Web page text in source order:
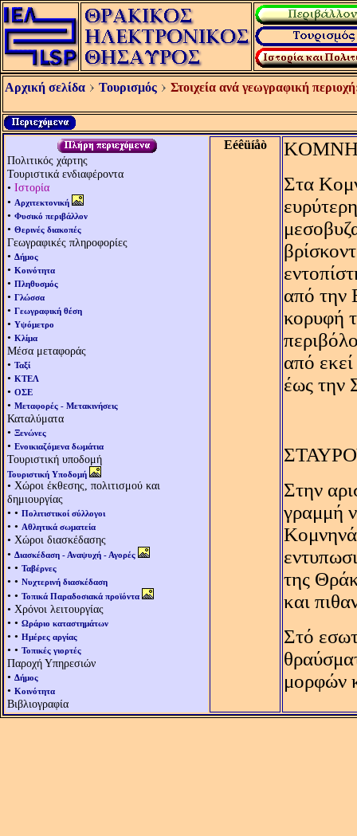
Αρχική σελίδα Τουρισμός Στοιχεία ανά γεωγραφική
Πολιτικός χάρτης
Τουριστικά ενδιαφέροντα
• Ιστορία
• Αρχιτεκτονική
• Φυσικό περιβάλλον
• Θερινές διακοπές
Γεωγραφικές πληροφορίες
• Δήμος
• Κοινότητα
• Πληθυσμός
• Γλώσσα
• Γεωγραφική θέση
• Υψόμετρο
• Κλίμα
Μέσα μεταφοράς
• Ταξί
• ΚΤΕΛ
• ΟΣΕ
• Μεταφορές - Μετακινήσεις
Καταλύματα
• Ξενώνες
• Ενοικιαζόμενα δωμάτια
Τουριστική υποδομή
Τουριστική Υποδομή
• Χώροι έκθεσης, πολιτισμού και
δημιουργίας
• • Πολιτιστικοί σύλλογοι
• • Αθλητικά σωματεία
• Χώροι διασκέδασης
• Διασκέδαση - Αναψυχή - Αγορές
• • Ταβέρνες
• • Νυχτερινή διασκέδαση
• • Τοπικά Παραδοσιακά προϊόντα
• Χρόνοι λειτουργίας
• • Ωράριο καταστημάτων
• • Ημέρες αργίας
• • Τοπικές γιορτές
Παροχή Υπηρεσιών
• Δήμος
• Κοινότητα
Βιβλιογραφία
Eéêüíåò
Στα
από την
κορυφή
από
έως την
Στην
γραμμή
της
και
Στό
μορφών